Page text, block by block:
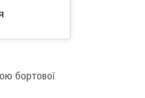
бортової